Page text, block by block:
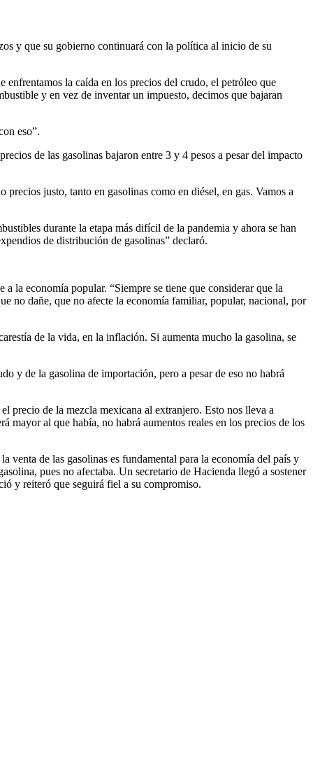
y que su gobierno continuará con la política al inicio de su
enfrentamos la caída en los precios del crudo, el petróleo que
y en vez de inventar un impuesto, decimos que bajaran
eso”.
de las gasolinas bajaron entre 3 y 4 pesos a pesar del impacto
justo, tanto en gasolinas como en diésel, en gas. Vamos a
durante la etapa más difícil de la pandemia y ahora se han
de distribución de gasolinas” declaró.
la economía popular. “Siempre se tiene que considerar que la
no dañe, que no afecte la economía familiar, popular, nacional, por
de la vida, en la inflación. Si aumenta mucho la gasolina, se
y de la gasolina de importación, pero a pesar de eso no habrá
precio de la mezcla mexicana al extranjero. Esto nos lleva a
mayor al que había, no habrá aumentos reales en los precios de los
venta de las gasolinas es fundamental para la economía del país y
pues no afectaba. Un secretario de Hacienda llegó a sostener
y reiteró que seguirá fiel a su compromiso.